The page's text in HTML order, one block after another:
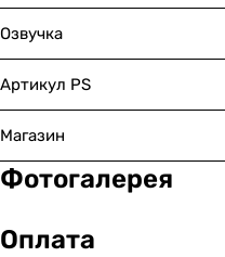
Озвучка
Артикул PS
Магазин
Фотогалерея
Оплата